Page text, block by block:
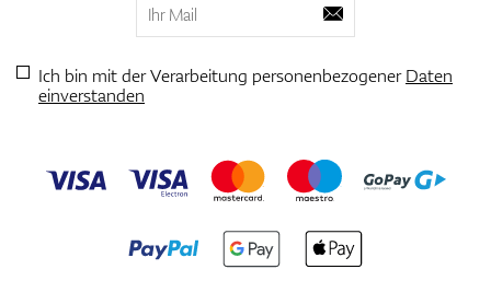
Ich bin mit der Verarbeitung personenbezogenerDaten
einverstanden